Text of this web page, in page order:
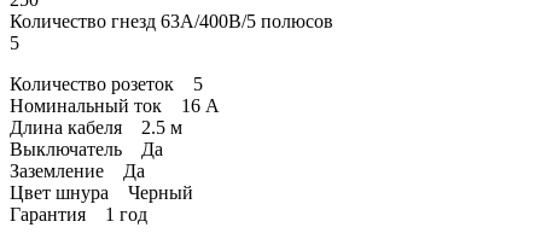
Количество гнезд 63А/400В/5 полюсов
5
Количество розеток 5
Номинальный ток 16 А
Длина кабеля 2.5 м
Выключатель Да
Заземление Да
Цвет шнура Черный
Гарантия 1 год